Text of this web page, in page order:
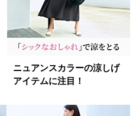
ニュアンスカラーの涼しげ
アイテムに注目！